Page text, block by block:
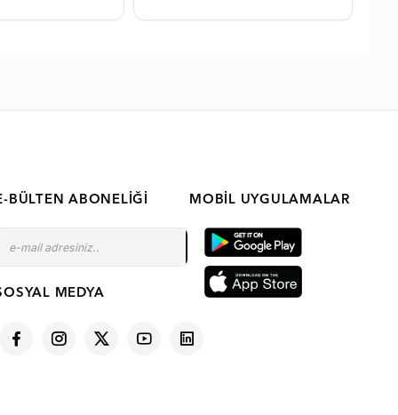
BÜLTEN ABONELIĞI
MEDYA
MOBIL UYGULAMALAR